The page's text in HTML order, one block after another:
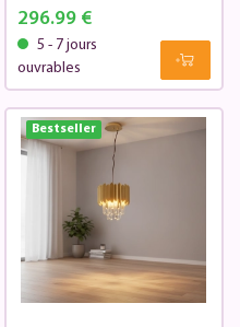
296.99 €
5 - 7 jours
ouvrables
Bestseller